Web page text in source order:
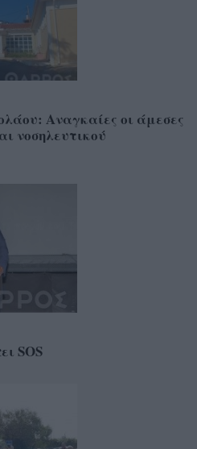
Αναγκαίες οι άμεσες
νοσηλευτικού
SOS